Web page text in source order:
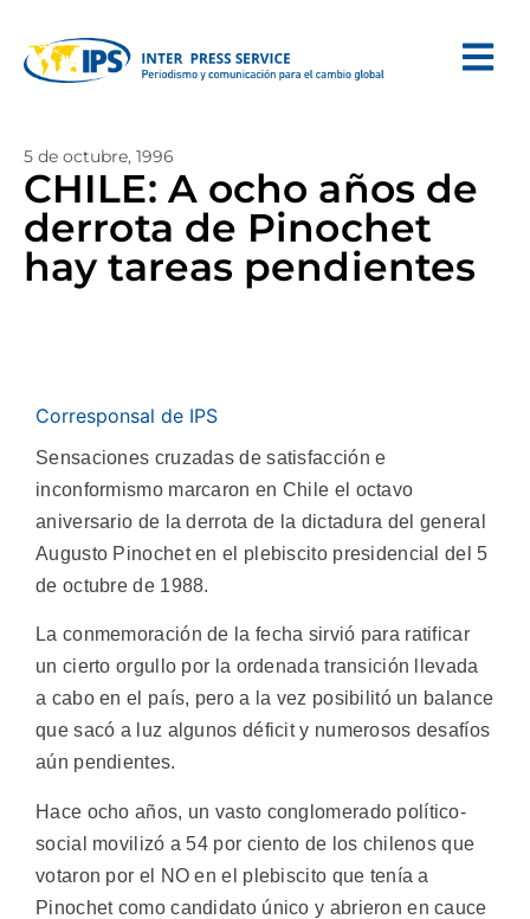
5 de octubre, 1996
CHILE: A ocho años de
derrota de Pinochet
hay tareas pendientes
Corresponsal de IPS
Sensaciones cruzadas de satisfacción e
inconformismo marcaron en Chile el octavo
aniversario de la derrota de la dictadura del general
Augusto Pinochet en el plebiscito presidencial del 5
de octubre de 1988.
La conmemoración de la fecha sirvió para ratificar
un cierto orgullo por la ordenada transición llevada
a cabo en el país, pero a la vez posibilitó un balance
que sacó a luz algunos déficit y numerosos desafíos
aún pendientes.
Hace ocho años, un vasto conglomerado político-
social movilizó a 54 por ciento de los chilenos que
votaron por el NO en el plebiscito que tenía a
Pinochet como candidato único y abrieron en cauce